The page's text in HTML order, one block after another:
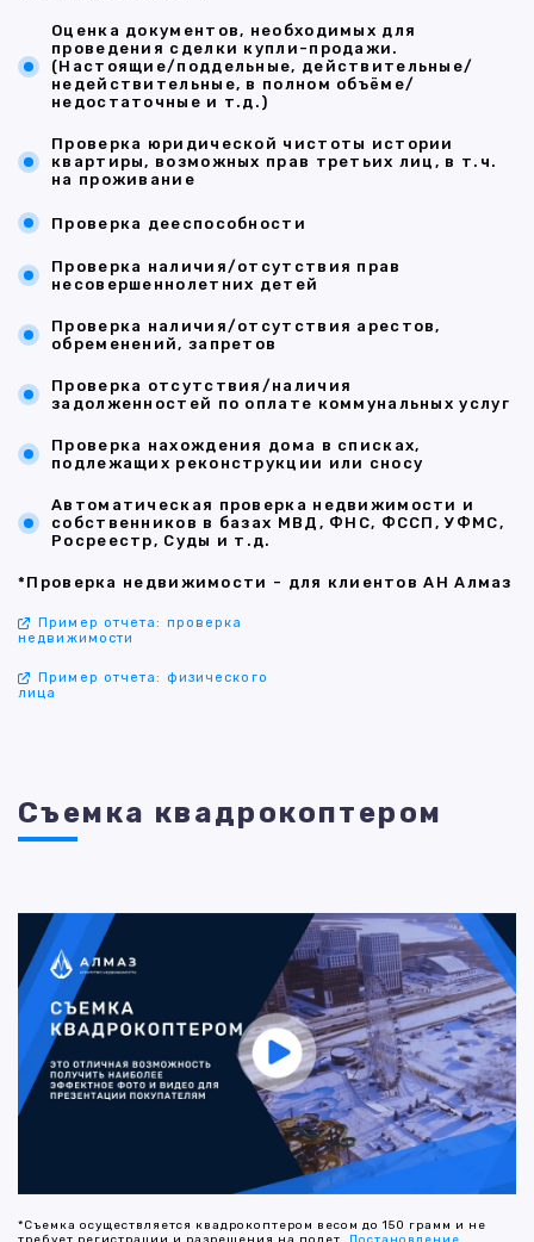
Оценка документов, необходимых для
проведения сделки купли-продажи.
(Настоящие/поддельные, действительные/
недействительные, в полном объёме/
недостаточные и т.д.)
Проверка юридической чистоты истории
квартиры, возможных прав третьих лиц, в т.ч.
на проживание
Проверка дееспособности
Проверка наличия/отсутствия прав
несовершеннолетних детей
Проверка наличия/отсутствия арестов,
обременений, запретов
Проверка отсутствия/наличия
задолженностей по оплате коммунальных услуг
Проверка нахождения дома в списках,
подлежащих реконструкции или сносу
Автоматическая проверка недвижимости и
собственников в базах МВД, ФНС, ФССП, УФМС,
Росреестр, Суды и т.д.
*Проверка недвижимости - для клиентов АН Алмаз
Пример отчета: проверка
недвижимости
Пример отчета: физического
лица
Съемка квадрокоптером
*Съемка осуществляется квадрокоптером весом до 150 грамм и не
требует регистрации и разрешения на полет. Постановление